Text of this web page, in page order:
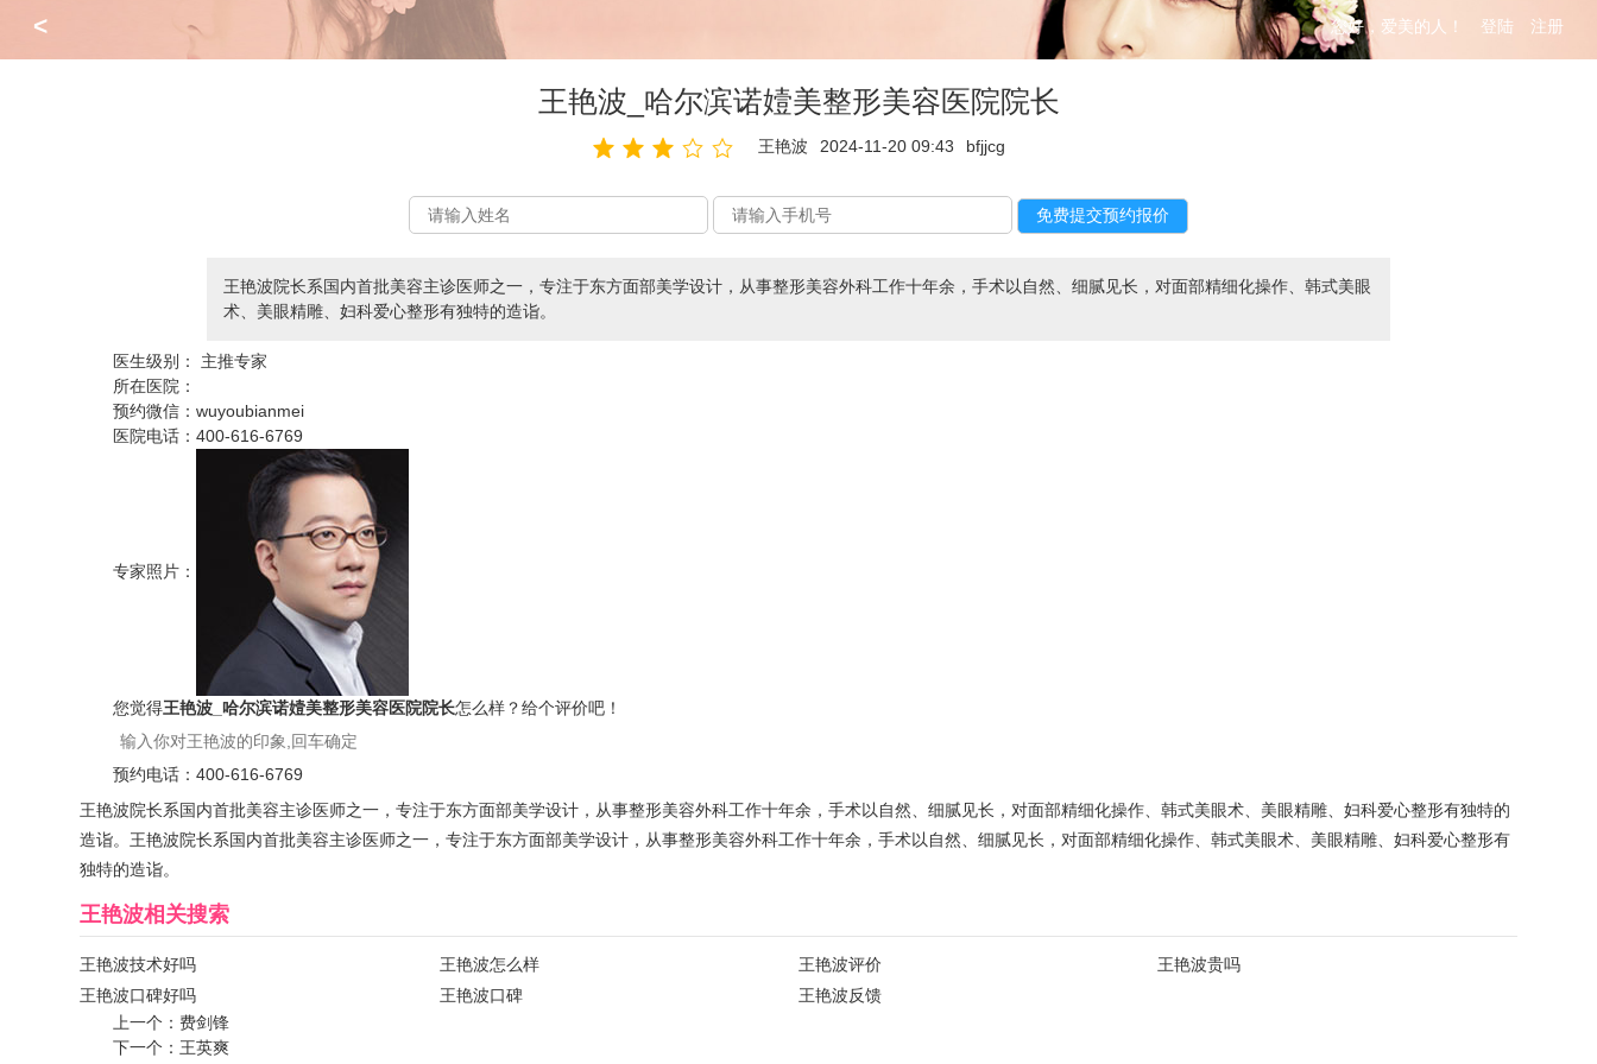
< 您好，爱美的人！ 登陆 注册
王艳波_哈尔滨诺嬄美整形美容医院院长
王艳波 2024-11-20 09:43 bfjjcg
王艳波院长系国内首批美容主诊医师之一，专注于东方面部美学设计，从事整形美容外科工作十年余，手术以自然、细腻见长，对面部精细化操作、韩式美眼
术、美眼精雕、妇科爱心整形有独特的造诣。
医生级别：
主推专家
所在医院：
预约微信：wuyoubianmei
医院电话：400-616-6769
专家照片：
您觉得王艳波_哈尔滨诺嬄美整形美容医院院长怎么样？给个评价吧！
预约电话：400-616-6769
王艳波院长系国内首批美容主诊医师之一，专注于东方面部美学设计，从事整形美容外科工作十年余，手术以自然、细腻见长，对面部精细化操作、韩式美眼术、美眼精雕、妇科爱心整形有独特的
造诣。王艳波院长系国内首批美容主诊医师之一，专注于东方面部美学设计，从事整形美容外科工作十年余，手术以自然、细腻见长，对面部精细化操作、韩式美眼术、美眼精雕、妇科爱心整形有
独特的造诣。
王艳波相关搜索
王艳波技术好吗 王艳波怎么样 王艳波评价
王艳波贵吗
王艳波口碑好吗
王艳波口碑
王艳波反馈
上一个： 费剑锋
下一个：王英爽